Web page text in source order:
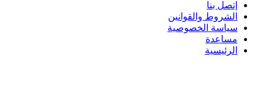
إتصل بنا
الشروط والقوانين
سياسة الخصوصية
مساعدة
الرئيسية